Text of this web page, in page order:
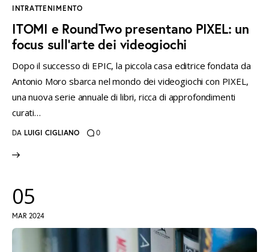
INTRATTENIMENTO
ITOMI e RoundTwo presentano PIXEL: un
focus sull’arte dei videogiochi
Dopo il successo di EPIC, la piccola casa editrice fondata da
Antonio Moro sbarca nel mondo dei videogiochi con PIXEL,
una nuova serie annuale di libri, ricca di approfondimenti
curati…
DA LUIGI CIGLIANO 0
05
MAR 2024